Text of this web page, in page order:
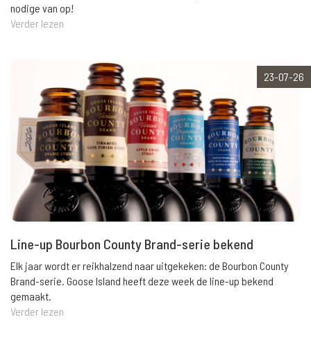
nodige van op!
Verder lezen
23-07-26
Line-up Bourbon County Brand-serie bekend
Elk jaar wordt er reikhalzend naar uitgekeken: de Bourbon County
Brand-serie. Goose Island heeft deze week de line-up bekend
gemaakt.
Verder lezen